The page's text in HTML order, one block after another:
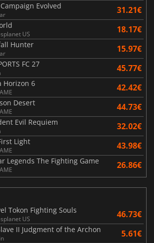
Evolved 31.21€
US 18.17€
Hunter 15.97€
FC 27 45.77€
Horizon 6 42.42€
Desert 44.73€
Evil Requiem 32.02€
Light 43.98€
Legends The Fighting Game 26.86€
Tokon Fighting Souls
US 46.73€
II Judgment of the Archon 5.61€